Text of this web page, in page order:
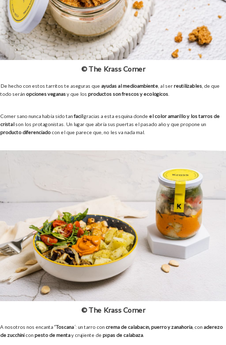
© The Krass Corner
De hecho con estos tarritos te aseguras que ayudas al medioambiente , al ser reutilizables , de que
todo serán opciones veganasy que los productos son frescos y ecológicos
Comer sano nunca había sido tanfácilgracias a esta esquina donde el color amarillo y los tarros de
cristalson los protagonistas. Un lugar que abría sus puertas el pasado año y que propone un
producto diferenciadocon el que parece que, no les va nada mal.
© The Krass Corner
A nosotros nos encanta ‘Toscana´: un tarro con crema de calabacín, puerro y zanahoria, con aderezo
de zucchinicon pesto de mentay crujiente de pìpas de calabaza.